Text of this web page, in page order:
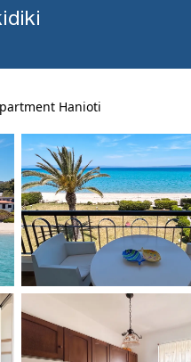
Hanioti